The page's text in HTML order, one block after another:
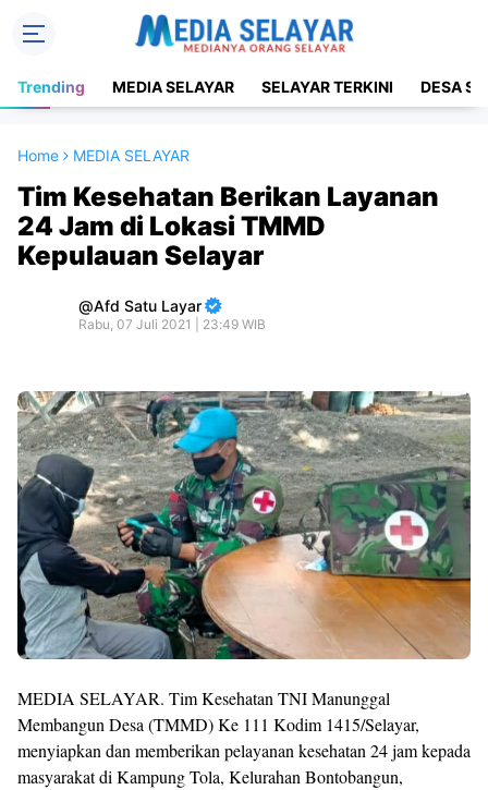
Trending MEDIA SELAYAR SELAYAR TERKINI DESA
Home MEDIA SELAYAR
Tim Kesehatan Berikan Layanan
24 Jam di Lokasi TMMD
Kepulauan Selayar
Afd Satu Layar
Rabu, 07 Juli 2021 | 23:49 WIB
MEDIA SELAYAR. Tim Kesehatan TNI Manunggal
Membangun Desa (TMMD) Ke 111 Kodim 1415/Selayar,
menyiapkan dan memberikan pelayanan kesehatan 24 jam kepada
masyarakat di Kampung Tola, Kelurahan Bontobangun,